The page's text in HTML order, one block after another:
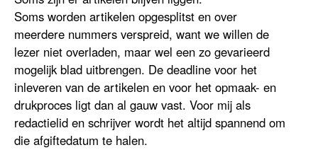
Soms worden artikelen opgesplitst en over
meerdere nummers verspreid, want we willen de
lezer niet overladen, maar wel een zo gevarieerd
mogelijk blad uitbrengen. De deadline voor het
inleveren van de artikelen en voor het opmaak- en
drukproces ligt dan al gauw vast. Voor mij als
redactielid en schrijver wordt het altijd spannend om
die afgiftedatum te halen.